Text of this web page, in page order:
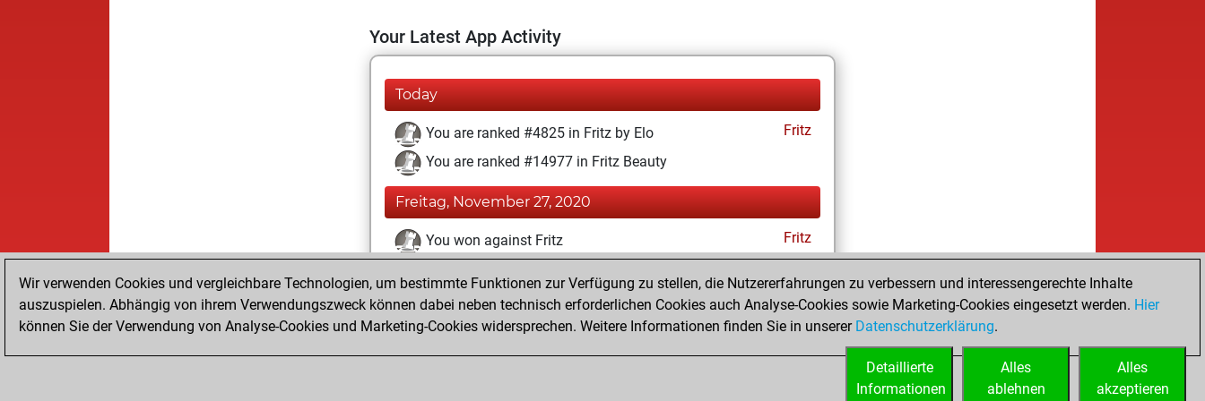
Your Latest App Activity
Today
You are ranked #4825 in Fritz by Elo
Fritz
You are ranked #14977 in Fritz Beauty
Freitag, November 27, 2020
You won against Fritz
Fritz
You achieved a new Elo of 1621
You created your Fritz account
Wir verwenden Cookies und vergleichbare Technologien, um bestimmte Funktionen zur Verfügung zu stellen, die Nutzererfahrungen zu verbessern und interessengerechte Inhalte
auszuspielen. Abhängig von ihrem Verwendungszweck können dabei neben technisch erforderlichen Cookies auch Analyse-Cookies sowie Marketing-Cookies eingesetzt werden. Hier
können Sie der Verwendung von Analyse-Cookies und Marketing-Cookies widersprechen. Weitere Informationen finden Sie in unserer Datenschutzerklärung.
Alles
akzeptieren
Alles
ablehnen
Detaillierte
Informationen